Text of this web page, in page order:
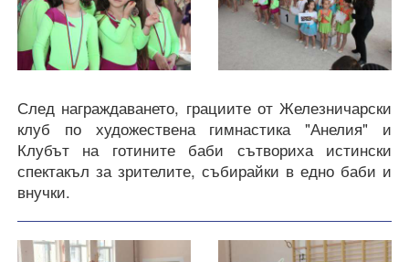
След награждаването, грациите от Железничарски
клуб по художествена гимнастика "Анелия" и
Клубът на готините баби сътвориха истински
спектакъл за зрителите, събирайки в едно баби и
внучки.